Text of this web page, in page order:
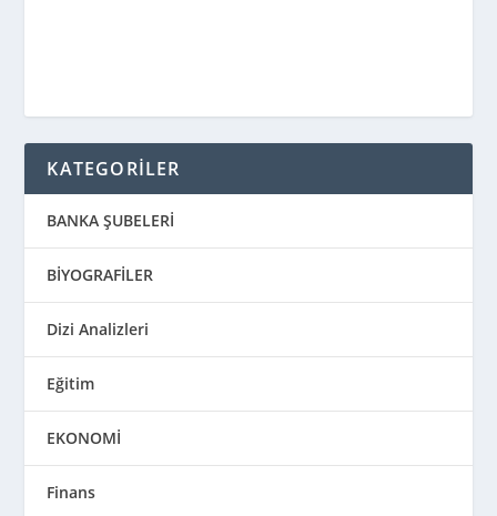
KATEGORİLER
BANKA ŞUBELERİ
BİYOGRAFİLER
Dizi Analizleri
Eğitim
EKONOMİ
Finans